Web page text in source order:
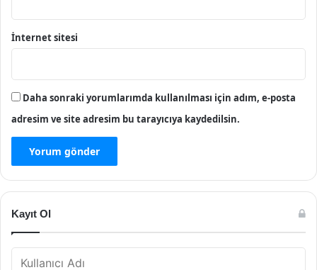
İnternet sitesi
Daha sonraki yorumlarımda kullanılması için adım, e-posta
adresim ve site adresim bu tarayıcıya kaydedilsin.
Kayıt Ol